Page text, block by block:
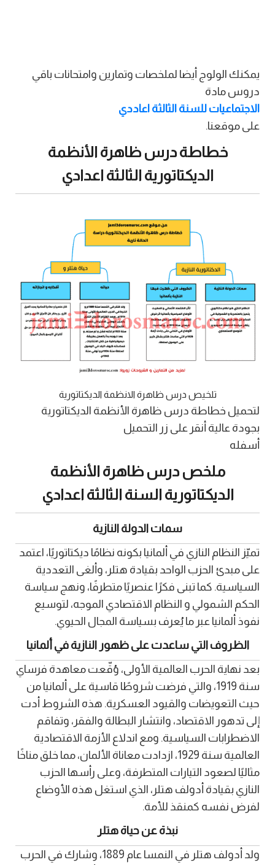
يمكنك الولوج أيضا لملخصات وتمارين وامتحانات باقي
دروس مادة
الاجتماعيات للسنة الثالثة اعاددي
على موقعنا.
خطاطة درس ظاهرة الأنظمة
الديكتاتورية الثالثة اعدادي
تلخيص درس ظاهرة الانظمة الديكتاتورية
لتحميل خطاطة درس ظاهرة الأنظمة الديكتاتورية
بجودة عالية أنقر على زر التحميل
أسفله
ملخص درس ظاهرة الأنظمة
الديكتاتورية السنة الثالثة اعدادي
سمات الدولة النازية
تميّز النظام النازي في ألمانيا بكونه نظامًا ديكتاتوريًا، اعتمد
على مبدئ الحزب الواحد بقيادة هتلر، وألغى التعددية
السياسية. كما تبنى فكرًا عنصريًا متطرفًا، ونهج سياسة
الحكم الشمولي و النظام الاقتصادي الموجه، لتوسيع
نفوذ ألمانيا عبر ما يُعرف بسياسة المجال الحيوي.
الظروف التي ساعدت على ظهور النازية في ألمانيا
بعد نهاية الحرب العالمية الأولى، وُقّعت معاهدة فرساي
سنة 1919، والتي فرضت شروطًا قاسية على ألمانيا من
حيث التعويضات والقيود العسكرية. هذه الشروط أدت
إلى تدهور الاقتصاد، وانتشار البطالة والفقر، وتفاقم
الاضطرابات السياسية. ومع اندلاع الأزمة الاقتصادية
العالمية سنة 1929، ازدادت معاناة الألمان، مما خلق مناخًا
مثاليًا لصعود التيارات المتطرفة، وعلى رأسها الحزب
النازي بقيادة أدولف هتلر، الذي استغل هذه الأوضاع
لفرض نفسه كمنقذ للأمة.
نبذة عن حياة هتلر
ولد أدولف هتلر في النمسا عام 1889، وشارك في الحرب